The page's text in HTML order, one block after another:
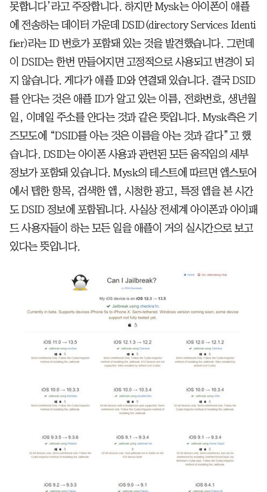
못합니다’라고 주장합니다. 하지만 Mysk는 아이폰이 애플
에 전송하는 데이터 가운데 DSID(directory Services Identi
fier)라는 ID 번호가 포함돼 있는 것을 발견했습니다. 그런데
이 DSID는 한번 만들어지면 고정적으로 사용되고 변경이 되
지 않습니다. 게다가 애플 ID와 연결돼 있습니다. 결국 DSID
를 안다는 것은 애플 ID가 알고 있는 이름, 전화번호, 생년월
일, 이메일 주소를 안다는 것과 같은 뜻입니다. Mysk측은 기
즈모도에 “DSID를 아는 것은 이름을 아는 것과 같다”고 했
습니다. DSID는 아이폰 사용과 관련된 모든 움직임의 세부
정보가 포함돼 있습니다. Mysk의 테스트에 따르면 앱스토어
에서 탭한 항목, 검색한 앱, 시청한 광고, 특정 앱을 본 시간
도 DSID 정보에 포함됩니다. 사실상 전세계 아이폰과 아이패
드 사용자들이 하는 모든 일을 애플이 거의 실시간으로 보고
있다는 뜻입니다.